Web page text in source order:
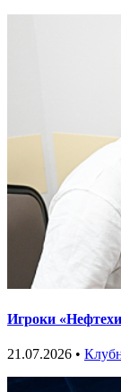
Игроки
21.07.2026 •